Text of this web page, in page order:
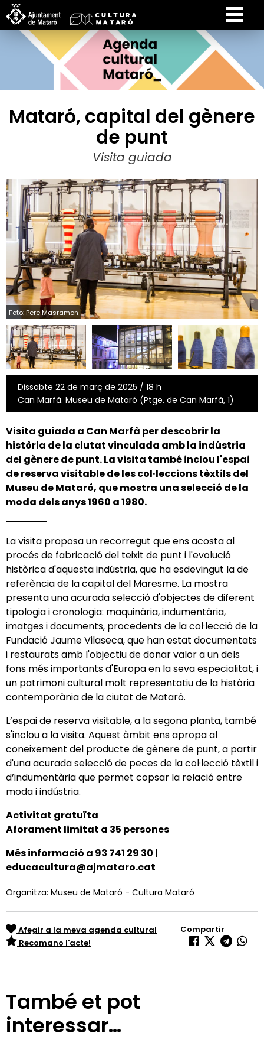
Mataró, capital del gènere
de punt
Visita guiada
Foto: Pere Masramon
Dissabte 22 de març de 2025 / 18 h
Can Marfà. Museu de Mataró (Ptge. de Can Marfà, 1)
Visita guiada a Can Marfà per descobrir la
història de la ciutat vinculada amb la indústria
del gènere de punt. La visita també inclou l'espai
de reserva visitable de les col·leccions tèxtils del
Museu de Mataró, que mostra una selecció de la
moda dels anys 1960 a 1980.
La visita proposa un recorregut que ens acosta al
procés de fabricació del teixit de punt i l'evolució
històrica d'aquesta indústria, que ha esdevingut la de
referència de la capital del Maresme. La mostra
presenta una acurada selecció d'objectes de diferent
tipologia i cronologia: maquinària, indumentària,
imatges i documents, procedents de la col·lecció de la
Fundació Jaume Vilaseca, que han estat documentats
i restaurats amb l'objectiu de donar valor a un dels
fons més importants d'Europa en la seva especialitat, i
un patrimoni cultural molt representatiu de la història
contemporània de la ciutat de Mataró.
L’espai de reserva visitable, a la segona planta, també
s'inclou a la visita. Aquest àmbit ens apropa al
coneixement del producte de gènere de punt, a partir
d'una acurada selecció de peces de la col·lecció tèxtil i
d’indumentària que permet copsar la relació entre
moda i indústria.
Activitat gratuïta
Aforament limitat a 35 persones
Més informació a 93 741 29 30 |
educacultura@ajmataro.cat
Organitza: Museu de Mataró - Cultura Mataró
Afegir a la meva agenda cultural
Recomano l'acte!
Compartir
També et pot
interessar…